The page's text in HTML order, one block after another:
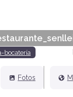
bocatería
Fotos